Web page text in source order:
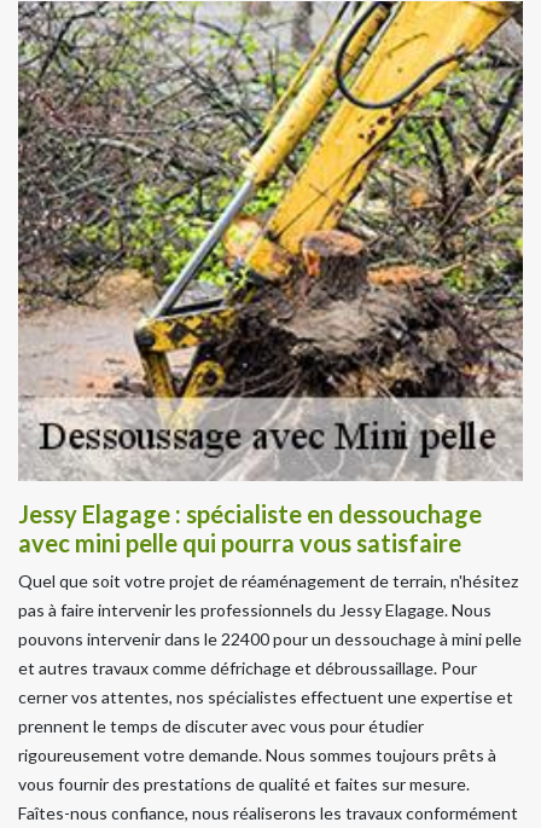
Jessy Elagage : spécialiste en dessouchage
avec mini pelle qui pourra vous satisfaire
Quel que soit votre projet de réaménagement de terrain, n'hésitez
pas à faire intervenir les professionnels du Jessy Elagage. Nous
pouvons intervenir dans le 22400 pour un dessouchage à mini pelle
et autres travaux comme défrichage et débroussaillage. Pour
cerner vos attentes, nos spécialistes effectuent une expertise et
prennent le temps de discuter avec vous pour étudier
rigoureusement votre demande. Nous sommes toujours prêts à
vous fournir des prestations de qualité et faites sur mesure.
Faîtes-nous confiance, nous réaliserons les travaux conformément